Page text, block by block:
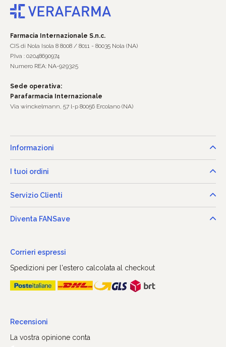
Farmacia Internazionale S.n.c.
CIS di Nola Isola 8 8008 / 8011 - 80035 Nola (NA)
P.Iva : 02048690974
Numero REA: NA-929325
Sede operativa:
Parafarmacia Internazionale
Via winckelmann, 57 l-p 80056 Ercolano (NA)
Informazioni
I tuoi ordini
Servizio Clienti
Diventa FANSave
Corrieri espressi
Spedizioni per l'estero calcolata al checkout
Recensioni
La vostra opinione conta